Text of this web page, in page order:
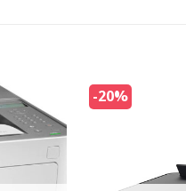
-20%